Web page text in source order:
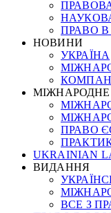
ПРАВО
НОВИНИ
УКРАЇНА
МІЖНАРОДНЕ
ПРАВО
UKRAINIAN
ВИДАННЯ
ВСЕ З